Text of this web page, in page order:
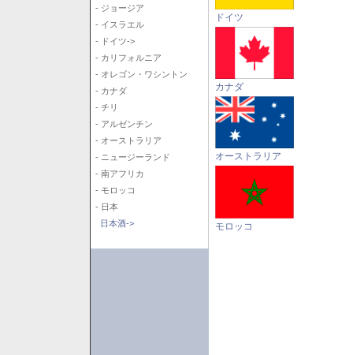
- ジョージア
- イスラエル
- ドイツ->
- カリフォルニア
- オレゴン・ワシントン
- カナダ
- チリ
- アルゼンチン
- オーストラリア
- ニュージーランド
- 南アフリカ
- モロッコ
- 日本
日本酒->
ドイツ
カナダ
オーストラリア
モロッコ